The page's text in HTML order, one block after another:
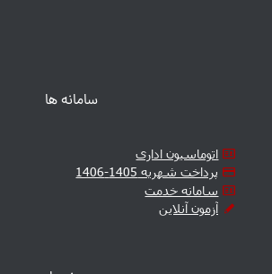
سامانه ها
اتوماسیون اداری
پرداخت شهریه 1405-1406
سامانه خدمت
آزمون آنلاین